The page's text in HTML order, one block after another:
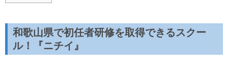
和歌山県で初任者研修を取得できるスクー
ル！『ニチイ』